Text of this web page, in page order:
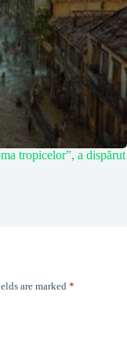
tropicelor”, a dispărut
are marked *